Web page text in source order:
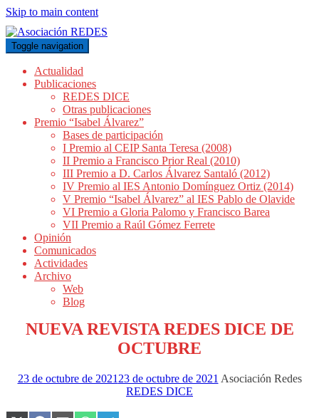
Skip to main content
Toggle navigation
Actualidad
Publicaciones
REDES DICE
Otras publicaciones
Premio “Isabel Álvarez”
Bases de participación
I Premio al CEIP Santa Teresa (2008)
II Premio a Francisco Prior Real (2010)
III Premio a D. Carlos Álvarez Santaló (2012)
IV Premio al IES Antonio Domínguez Ortiz (2014)
V Premio “Isabel Álvarez” al IES Pablo de Olavide
VI Premio a Gloria Palomo y Francisco Barea
VII Premio a Raúl Gómez Ferrete
Opinión
Comunicados
Actividades
Archivo
Web
Blog
NUEVA REVISTA REDES DICE DE
OCTUBRE
23 de octubre de 2021 23 de octubre de 2021 Asociación Redes
REDES DICE